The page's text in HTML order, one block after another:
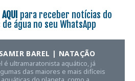
AQUI para receber notícias do
água no seu WhatsApp
SAMIR BAREL | NATAÇÃO
é ultramaratonista aquático, já
das maiores e mais difíceis